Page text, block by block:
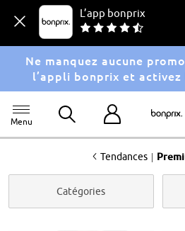
L’app bonprix
Ne manquez aucune
l’appli bonprix et
Menu
<Tendances |
Catégories